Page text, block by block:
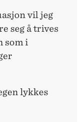
vil jeg
seg å trives
som i
lykkes